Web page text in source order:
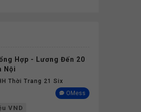
Hợp - Lương Đến 20
Nội
Thời Trang 21 Six
OMess
VND